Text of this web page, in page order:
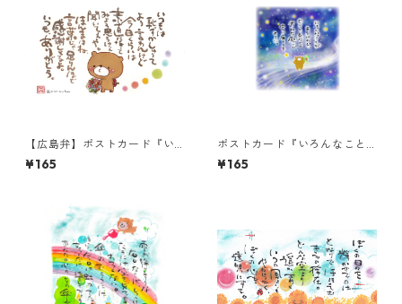
【広島弁】ポストカード『い
つもは恥ずかしゅーて』
¥165
ポストカード『いろんなこと
があるけれど』
¥165